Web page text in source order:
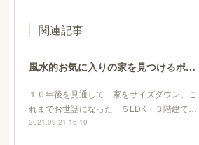
関連記事
風水的お気に入りの家を見つけるポイント
１０年後を見通して 家をサイズダウン。こ
れまでお世話になった ５LDK・３階建て…
2021.09.21 16:10